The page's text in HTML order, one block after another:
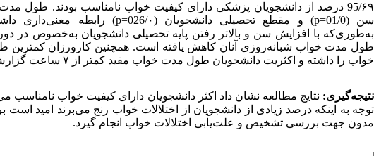
95/۶۹ درصد از دانشجویان پزشکی دارای کیفیت خواب نامناسب بودند. طول
سن (01/0
p=) و مقطع تحصیلی دانشجویان (026/۰= p) رابطه معنی‌داری
به‌طوری‌که با افزایش سن و بالاتر رفتن پایه تحصیلی دانشجویان به‌خصوص در
طول مدت خواب شبانه‌روزی آنان کاهش یافته است. همچنین کارورزان
خواب را داشته و اکثریت دانشجویان طول مدت خواب مفید کمتر از ۷ ساعت گزارش دادند.
نتیجه‌گیری: نتایج مطالعه نشان داد اکثر دانشجویان دارای کیفیت خواب نامناسب
توجه به اینکه درصد زیادی از دانشجویان از اختلالات خواب رنج می‌برند امید است
مدون جهت بررسی تشخیص و علت‌یابی اختلالات خواب انجام گیرد.